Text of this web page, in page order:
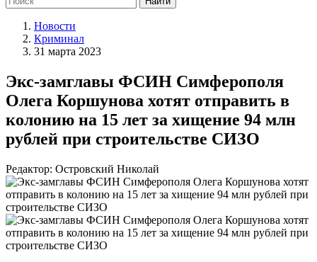
Новости
Криминал
31 марта 2023
Экс-замглавы ФСИН Симферополя
Олега Коршунова хотят отправить в
колонию на 15 лет за хищение 94 млн
рублей при строительстве СИЗО
Редактор: Островский Николай